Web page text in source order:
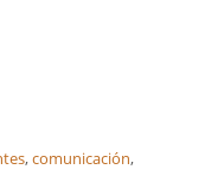
,comunicación,